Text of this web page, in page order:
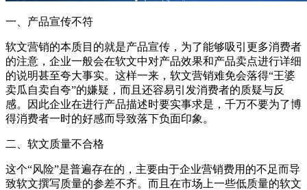
一、产品宣传不符
软文营销的本质目的就是产品宣传，为了能够吸引更多消费者
的注意，企业一般会在软文中对产品效果和产品卖点进行详细
的说明甚至夸大事实。这样一来，软文营销难免会落得“王婆
卖瓜自卖自夸”的嫌疑，而且还容易引发消费者的质疑与反
感。因此企业在进行产品描述时要实事求是，千万不要为了博
得消费者一时的好感而导致落下负面印象。
二、软文质量不合格
这个“风险”是普遍存在的，主要由于企业营销费用的不足而导
致软文撰写质量的参差不齐。而且在市场上一些低质量的软文